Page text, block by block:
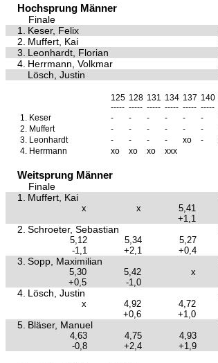
Hochsprung Männer
Finale
1.
Keser, Felix
2. Muffert, Kai
3. Leonhardt, Florian
4. Herrmann, Volkmar
Lösch, Justin
125 128 131 134 137 140
----- ----- ----- ----- ----- -----
1. Keser - - - - - -
2. Muffert - - - - - -
3. Leonhardt - - - - xo -
4. Herrmann xo xo xo xxx
Weitsprung Männer
Finale
1.
Muffert, Kai
x
x 5,41
+1,1
2. Schroeter, Sebastian
5,12
5,34 5,27
-1,1
+2,1 +0,4
3. Sopp, Maximilian
5,30
5,42 x
+0,5
-1,0
4. Lösch, Justin
x
4,92 4,72
+0,6
+1,0
5. Bläser, Manuel
4,63
4,75 4,93
-0,8
+2,4 +1,9